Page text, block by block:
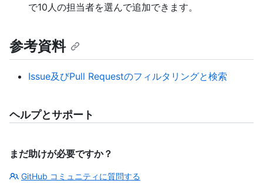
で10人の担当者を選んで追加できます。
参考資料
Issue及びPull Requestのフィルタリングと検索
ヘルプとサポート
まだ助けが必要ですか？
GitHub コミュニティに質問する